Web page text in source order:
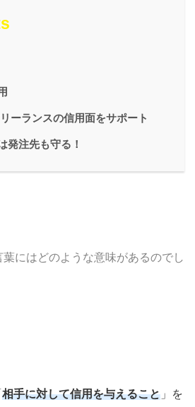
ーランスの信用面をサポート
発注先も守る！
葉にはどのような意味があるのでし
相手に対して信用を与えること 」を